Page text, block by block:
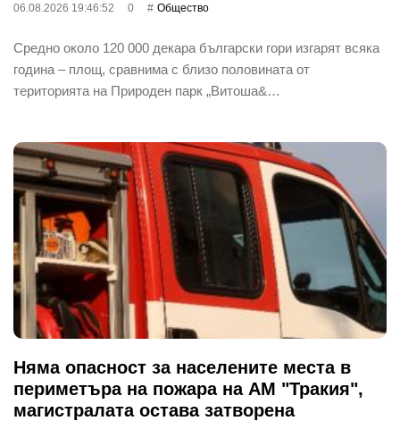
06.08.2026 19:46:52 0 Общество
Средно около 120 000 декара български гори изгарят всяка
година – площ, сравнима с близо половината от
територията на Природен парк „Витоша&…
Няма опасност за населените места в
периметъра на пожара на АМ "Тракия",
магистралата остава затворена